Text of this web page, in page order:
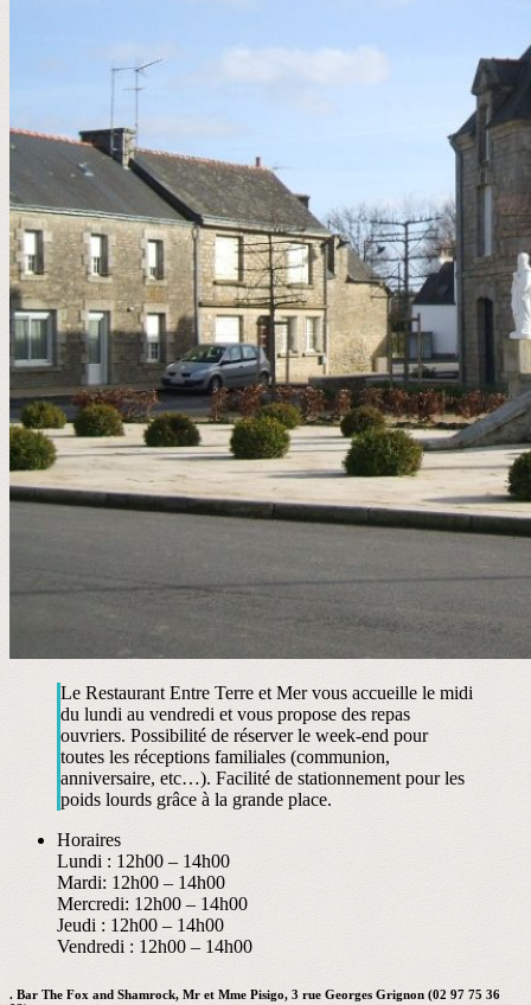
Le Restaurant Entre Terre et Mer vous accueille le midi
du lundi au vendredi et vous propose des repas
ouvriers. Possibilité de réserver le week-end pour
toutes les réceptions familiales (communion,
anniversaire, etc…). Facilité de stationnement pour les
poids lourds grâce à la grande place.
Horaires
Lundi : 12h00 – 14h00
Mardi: 12h00 – 14h00
Mercredi: 12h00 – 14h00
Jeudi : 12h00 – 14h00
Vendredi : 12h00 – 14h00
. Bar The Fox and Shamrock, Mr et Mme Pisigo, 3 rue Georges Grignon (02 97 75 36